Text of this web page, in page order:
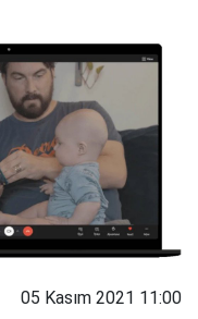
05 Kasım 2021 11:00